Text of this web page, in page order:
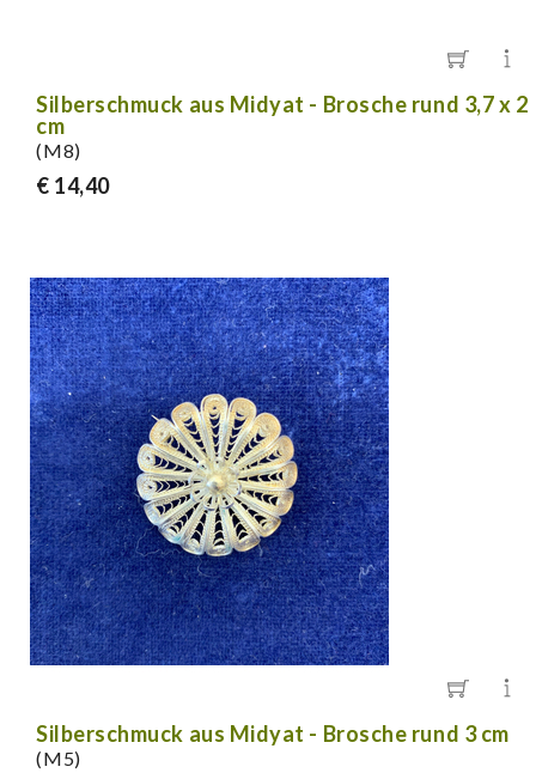
Silberschmuck aus Midyat - Brosche rund 3,7 x 2
cm
(M8)
€ 14,40
Silberschmuck aus Midyat - Brosche rund 3 cm
(M5)